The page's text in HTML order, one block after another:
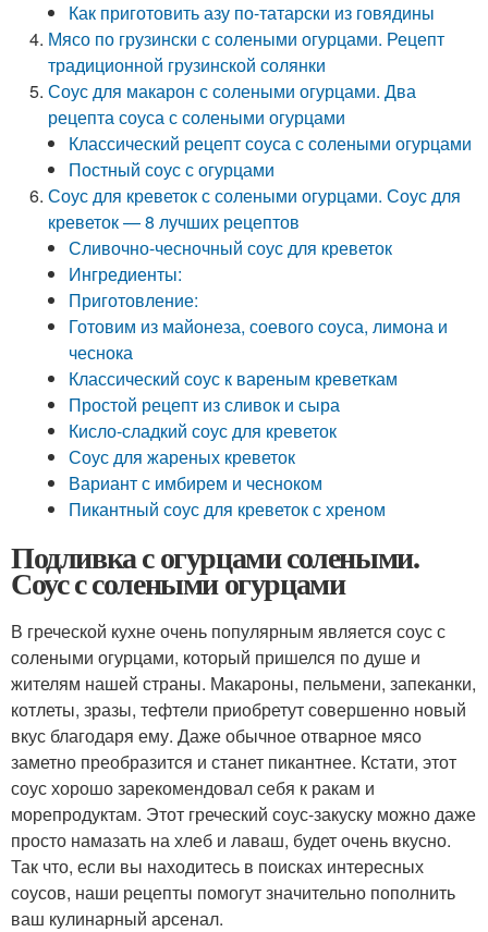
Как приготовить азу по-татарски из говядины
Мясо по грузински с солеными огурцами. Рецепт
традиционной грузинской солянки
Соус для макарон с солеными огурцами. Два
рецепта соуса с солеными огурцами
Классический рецепт соуса с солеными огурцами
Постный соус с огурцами
Соус для креветок с солеными огурцами. Соус для
креветок — 8 лучших рецептов
Сливочно-чесночный соус для креветок
Ингредиенты:
Приготовление:
Готовим из майонеза, соевого соуса, лимона и
чеснока
Классический соус к вареным креветкам
Простой рецепт из сливок и сыра
Кисло-сладкий соус для креветок
Соус для жареных креветок
Вариант с имбирем и чесноком
Пикантный соус для креветок с хреном
Подливка с огурцами солеными.
Соус с солеными огурцами
В греческой кухне очень популярным является соус с
солеными огурцами, который пришелся по душе и
жителям нашей страны. Макароны, пельмени, запеканки,
котлеты, зразы, тефтели приобретут совершенно новый
вкус благодаря ему. Даже обычное отварное мясо
заметно преобразится и станет пикантнее. Кстати, этот
соус хорошо зарекомендовал себя к ракам и
морепродуктам. Этот греческий соус-закуску можно даже
просто намазать на хлеб и лаваш, будет очень вкусно.
Так что, если вы находитесь в поисках интересных
соусов, наши рецепты помогут значительно пополнить
ваш кулинарный арсенал.